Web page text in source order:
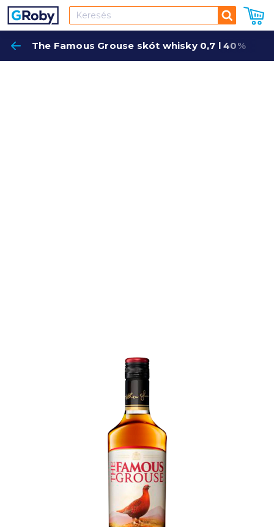
Keresés
The Famous Grouse skót whisky 0,7 l 40%